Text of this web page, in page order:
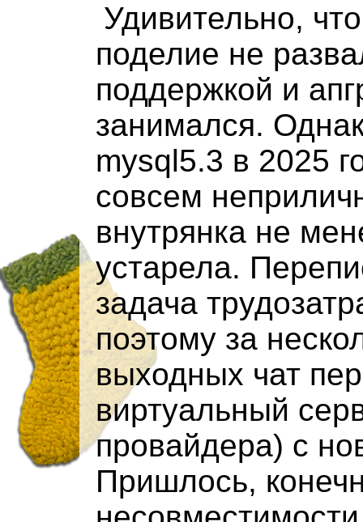
Удивительно,
поделие не
поддержкой и
занимался.
mysql5.3 в 2025
совсем
внутрянка не
устарела.
задача
поэтому за
выходных чат
виртуальный
провайдера) с
Пришлось,